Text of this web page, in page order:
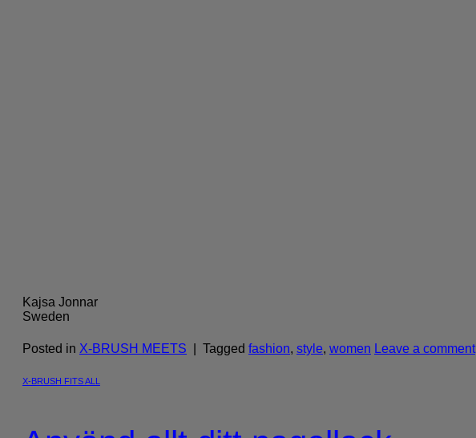
Kajsa Jonnar
Sweden
Posted in X-BRUSH MEETS Tagged fashion, style, women Leave a comment
X-BRUSH FITS ALL